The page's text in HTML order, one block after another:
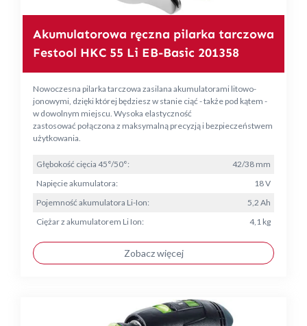
Akumulatorowa ręczna pilarka tarczowa
Festool HKC 55 Li EB-Basic 201358
Nowoczesna pilarka tarczowa zasilana akumulatorami litowo-
jonowymi, dzięki której będziesz w stanie ciąć - także pod kątem -
w dowolnym miejscu. Wysoka elastyczność
zastosować połączona z maksymalną precyzją i bezpieczeństwem
użytkowania.
Głębokość cięcia 45°/50°:
42/38 mm
Napięcie akumulatora:
18 V
Pojemność akumulatora Li-Ion:
5,2 Ah
Ciężar z akumulatorem Li Ion:
4,1 kg
Zobacz więcej